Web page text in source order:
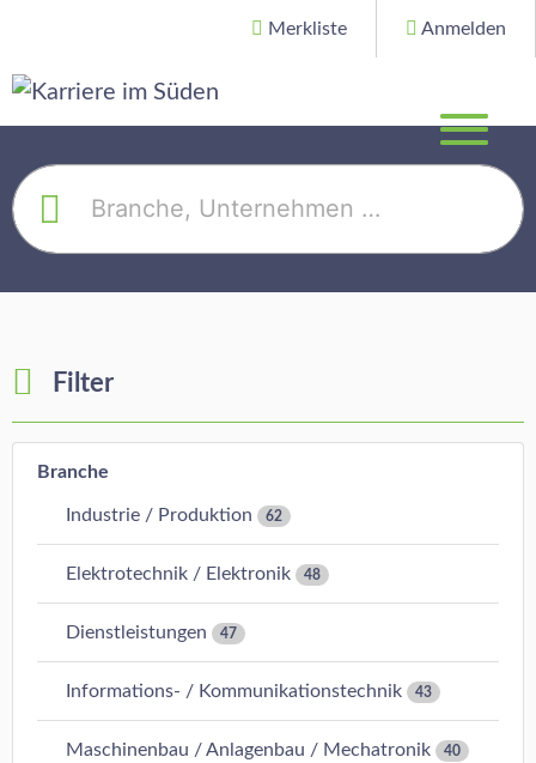
Merkliste Anmelden
Filter
Branche
Industrie / Produktion 62
Elektrotechnik / Elektronik 48
Dienstleistungen 47
Informations- / Kommunikationstechnik 43
Maschinenbau / Anlagenbau / Mechatronik 40